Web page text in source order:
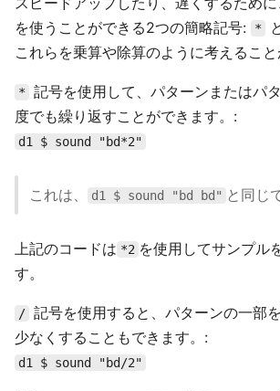
を使うことができる2つの簡略記号:
*
これらを乗算や除算のように考えること
*
記号を使用して、パターンまたはパ
度でも繰り返すことができます。:
d1 $ sound "bd*2"
これは、 d1 $ sound "bd bd" と同じ
上記のコードは *2 を使用してサンプル
す。
/ 記号を使用すると、パターンの一部
少なくすることもできます。:
d1 $ sound "bd/2"